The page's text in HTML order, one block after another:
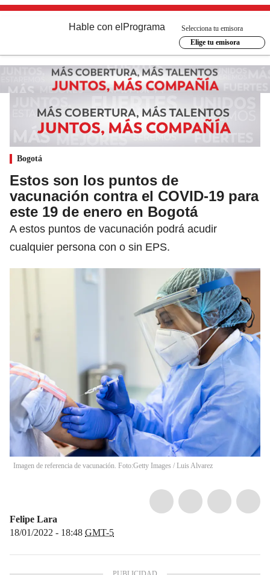
Hable con el Programa
Selecciona tu emisora
Elige tu emisora
Bogotá
Estos son los puntos de
vacunación contra el COVID-19 para
este 19 de enero en Bogotá
A estos puntos de vacunación podrá acudir
cualquier persona con o sin EPS.
Imagen de referencia de vacunación. Foto:Getty Images / Luis Alvarez
Felipe Lara
18/01/2022 - 18:48 GMT-5